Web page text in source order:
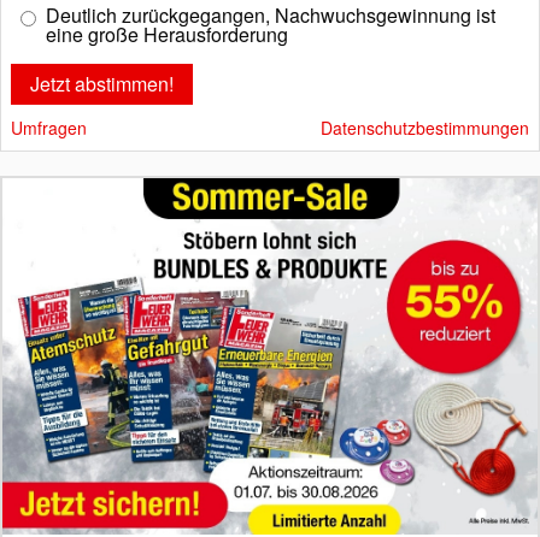
Deutlich zurückgegangen, Nachwuchsgewinnung ist
eine große Herausforderung
Umfragen Datenschutzbestimmungen